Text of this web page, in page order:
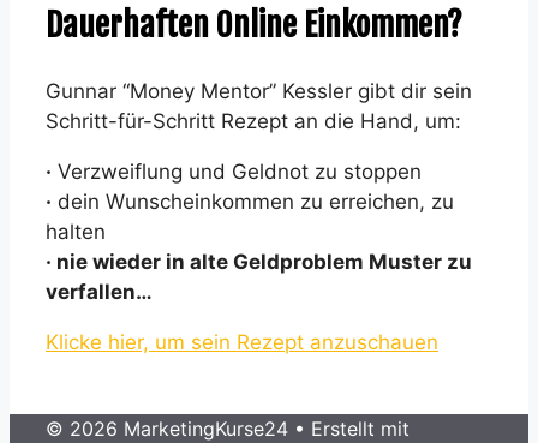
Dauerhaften Online Einkommen?
Gunnar “Money Mentor” Kessler gibt dir sein
Schritt-für-Schritt Rezept an die Hand, um:
· Verzweiflung und Geldnot zu stoppen
· dein Wunscheinkommen zu erreichen, zu
halten
· nie wieder in alte Geldproblem Muster zu
verfallen…
Klicke hier, um sein Rezept anzuschauen
© 2026 MarketingKurse24 • Erstellt mit